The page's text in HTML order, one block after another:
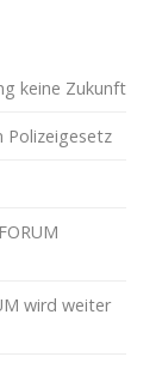
keine Zukunft
Polizeigesetz
wird weiter